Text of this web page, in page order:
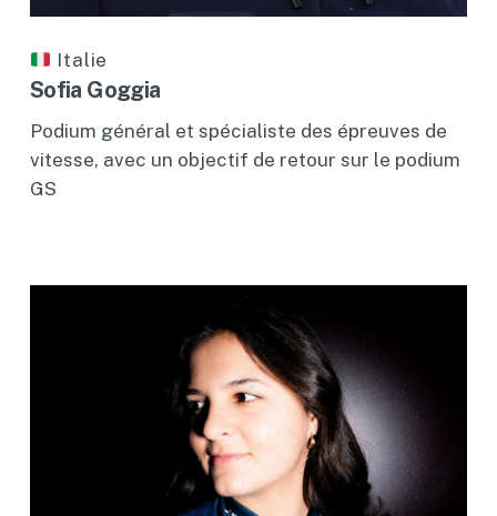
Italie
Sofia Goggia
Podium général et spécialiste des épreuves de
vitesse, avec un objectif de retour sur le podium
GS